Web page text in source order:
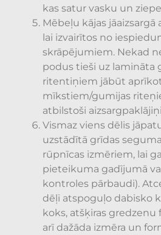
kas satur vasku un
Mēbeļu kājas
lai izvairītos no
skrāpējumiem. Nekad
podus tieši uz lamināta
ritentiņiem jābūt
mīkstiem/gumijas
atbilstoši
Vismaz viens dēlis
uzstādītā grīdas
rūpnīcas izmēriem, lai
pieteikuma gadījumā
kontroles pārbaudi).
dēļi atspoguļo dabisko
koks, atšķiras gredzenu
arī dažāda izmēra un